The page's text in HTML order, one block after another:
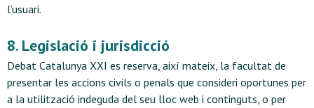
l’usuari.
8. Legislació i jurisdicció
Debat Catalunya XXI es reserva, així mateix, la facultat de
presentar les accions civils o penals que consideri oportunes per
a la utilització indeguda del seu lloc web i continguts, o per